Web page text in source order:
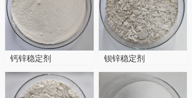
钙锌稳定剂 钡锌稳定剂